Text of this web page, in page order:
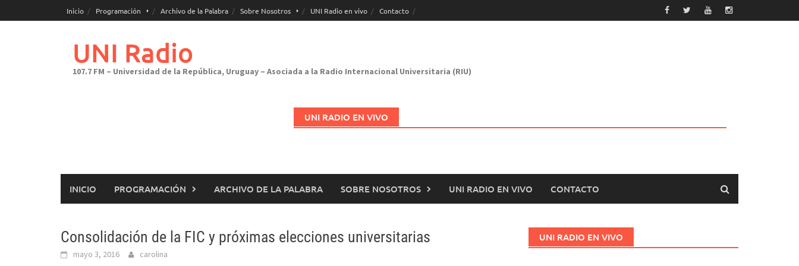
al
Inicio Programación Archivo de la Palabra Sobre Nosotros UNI Radio en vivo Contacto
UNI Radio
107.7 FM – Universidad de la República, Uruguay – Asociada a la Radio Internacional Universitaria (RIU)
UNI RADIO EN VIVO
INICIO PROGRAMACIÓN ARCHIVO DE LA PALABRA SOBRE NOSOTROS UNI RADIO EN VIVO CONTACTO
Consolidación de la FIC y próximas elecciones universitarias
mayo 3, 2016 carolina
UNI RADIO EN VIVO